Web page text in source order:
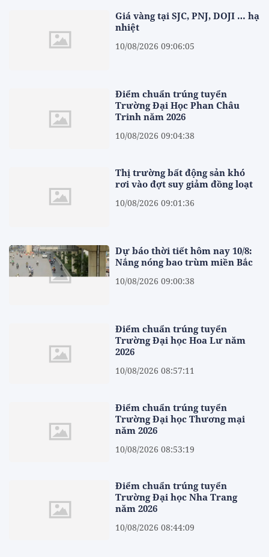
Giá vàng tại SJC, PNJ, DOJI … hạ
nhiệt
10/08/2026 09:06:05
Điểm chuẩn trúng tuyển
Trường Đại Học Phan Châu
Trinh năm 2026
10/08/2026 09:04:38
Thị trường bất động sản khó
rơi vào đợt suy giảm đồng loạt
10/08/2026 09:01:36
Dự báo thời tiết hôm nay 10/8:
Nắng nóng bao trùm miền Bắc
10/08/2026 09:00:38
Điểm chuẩn trúng tuyển
Trường Đại học Hoa Lư năm
2026
10/08/2026 08:57:11
Điểm chuẩn trúng tuyển
Trường Đại học Thương mại
năm 2026
10/08/2026 08:53:19
Điểm chuẩn trúng tuyển
Trường Đại học Nha Trang
năm 2026
10/08/2026 08:44:09